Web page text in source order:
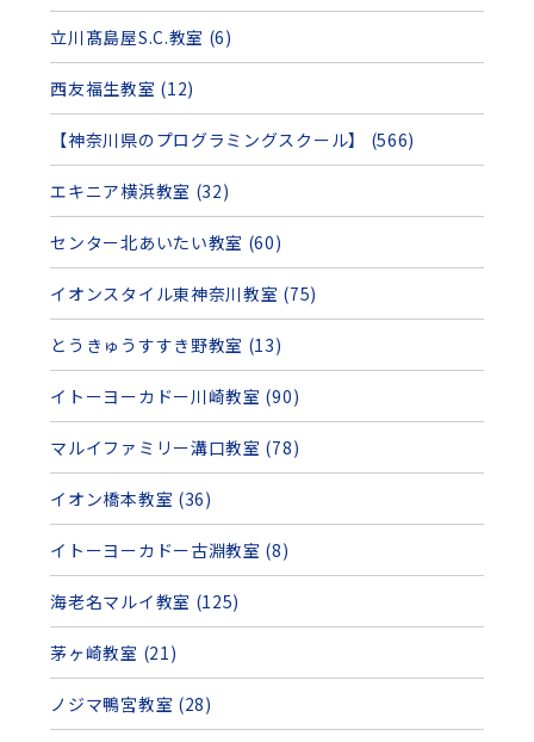
立川髙島屋S.C.教室 (6)
西友福生教室 (12)
【神奈川県のプログラミングスクール】 (566)
エキニア横浜教室 (32)
センター北あいたい教室 (60)
イオンスタイル東神奈川教室 (75)
とうきゅうすすき野教室 (13)
イトーヨーカドー川崎教室 (90)
マルイファミリー溝口教室 (78)
イオン橋本教室 (36)
イトーヨーカドー古淵教室 (8)
海老名マルイ教室 (125)
茅ヶ崎教室 (21)
ノジマ鴨宮教室 (28)